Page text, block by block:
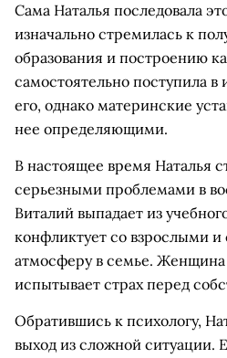
Сама Наталья последовала
изначально стремилась к
образования и построению
самостоятельно поступила в
его, однако материнские
нее определяющими.
В настоящее время Наталья
серьезными проблемами в
Виталий выпадает из
конфликтует со взрослыми
атмосферу в семье. Женщина
испытывает страх перед
Обратившись к психологу,
выход из сложной ситуации.